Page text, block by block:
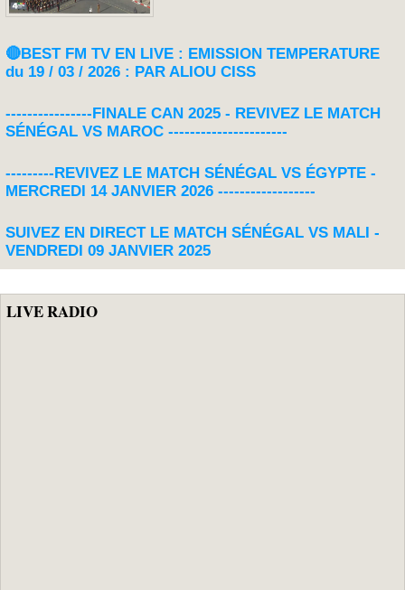
🔴BEST FM TV EN LIVE : EMISSION TEMPERATURE
du 19 / 03 / 2026 : PAR ALIOU CISS
----------------FINALE CAN 2025 - REVIVEZ LE MATCH
SÉNÉGAL VS MAROC ----------------------
---------REVIVEZ LE MATCH SÉNÉGAL VS ÉGYPTE -
MERCREDI 14 JANVIER 2026 ------------------
SUIVEZ EN DIRECT LE MATCH SÉNÉGAL VS MALI -
VENDREDI 09 JANVIER 2025
LIVE RADIO